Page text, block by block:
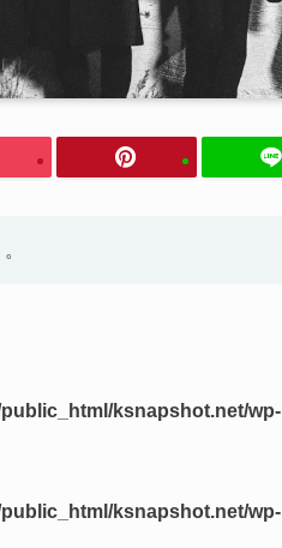
ksnapshot.net/wp-
ksnapshot.net/wp-